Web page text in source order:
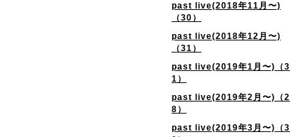
past live(2018年11月〜)
（30）
past live(2018年12月〜)
（31）
past live(2019年1月〜)（3
1）
past live(2019年2月〜)（2
8）
past live(2019年3月〜)（3